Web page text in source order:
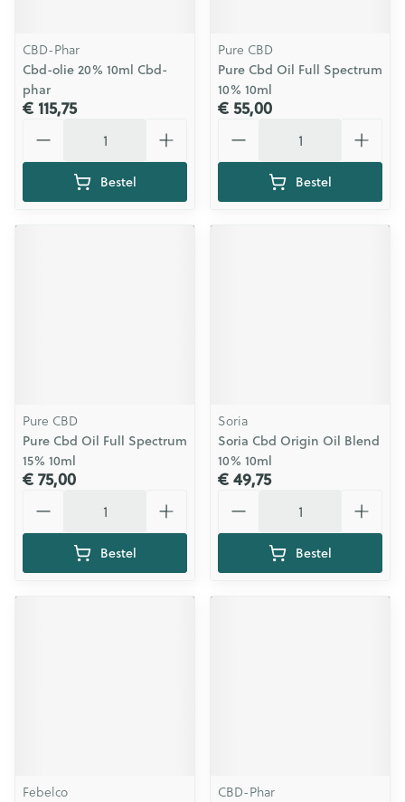
CBD-Phar
Cbd-olie 20% 10ml Cbd-
phar
€ 115,75
Bestel
Pure CBD
Pure Cbd Oil Full Spectrum
10% 10ml
€ 55,00
Bestel
Pure CBD
Pure Cbd Oil Full Spectrum
15% 10ml
€ 75,00
Bestel
Soria
Soria Cbd Origin Oil Blend
10% 10ml
€ 49,75
Bestel
Febelco
CBD-Phar